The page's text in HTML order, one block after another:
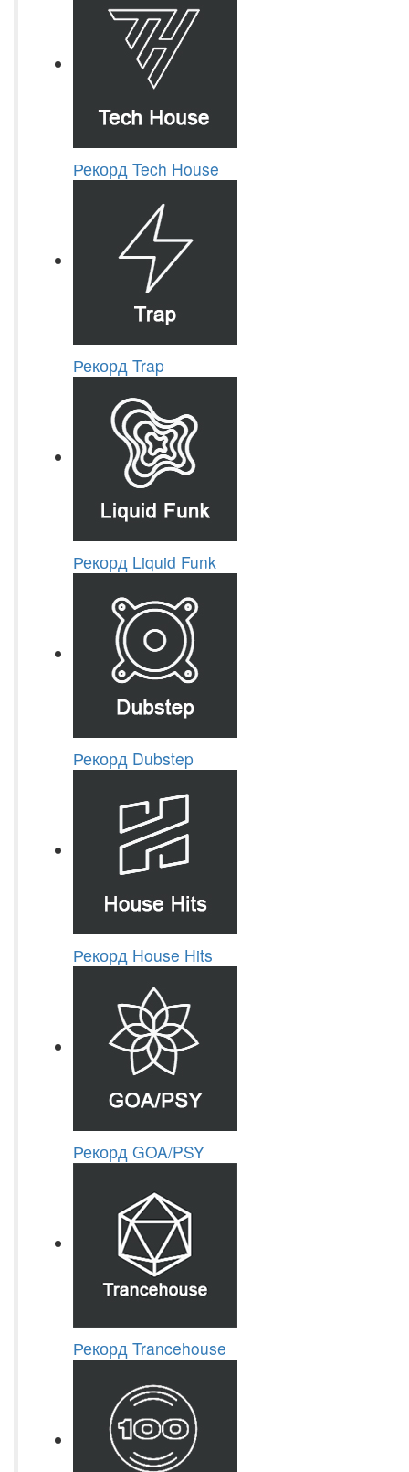
Рекорд Tech House
Рекорд Trap
Рекорд Liquid Funk
Рекорд Dubstep
Рекорд House Hits
Рекорд GOA/PSY
Рекорд Trancehouse